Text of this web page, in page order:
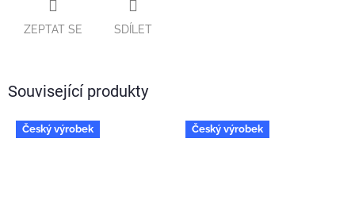
ZEPTAT SE SDÍLET
Související produkty
Český výrobek Český výrobek